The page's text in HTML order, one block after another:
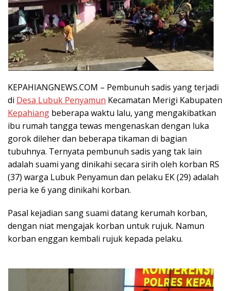
KEPAHIANGNEWS.COM – Pembunuh sadis yang terjadi
di Desa Lubuk Penyamun Kecamatan Merigi Kabupaten
Kepahiang beberapa waktu lalu, yang mengakibatkan
ibu rumah tangga tewas mengenaskan dengan luka
gorok dileher dan beberapa tikaman di bagian
tubuhnya. Ternyata pembunuh sadis yang tak lain
adalah suami yang dinikahi secara sirih oleh korban RS
(37) warga Lubuk Penyamun dan pelaku EK (29) adalah
peria ke 6 yang dinikahi korban.
Pasal kejadian sang suami datang kerumah korban,
dengan niat mengajak korban untuk rujuk. Namun
korban enggan kembali rujuk kepada pelaku.